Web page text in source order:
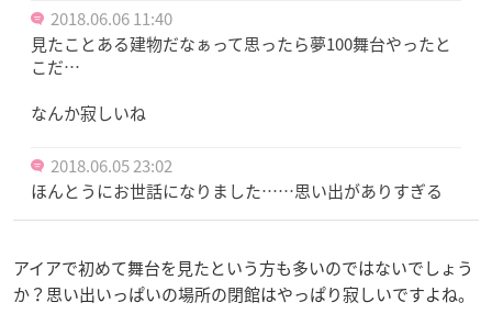
2018.06.06 11:40
見たことある建物だなぁって思ったら夢100舞台やったと
こだ…
なんか寂しいね
2018.06.05 23:02
ほんとうにお世話になりました……思い出がありすぎる
アイアで初めて舞台を見たという方も多いのではないでしょう
か？思い出いっぱいの場所の閉館はやっぱり寂しいですよね。